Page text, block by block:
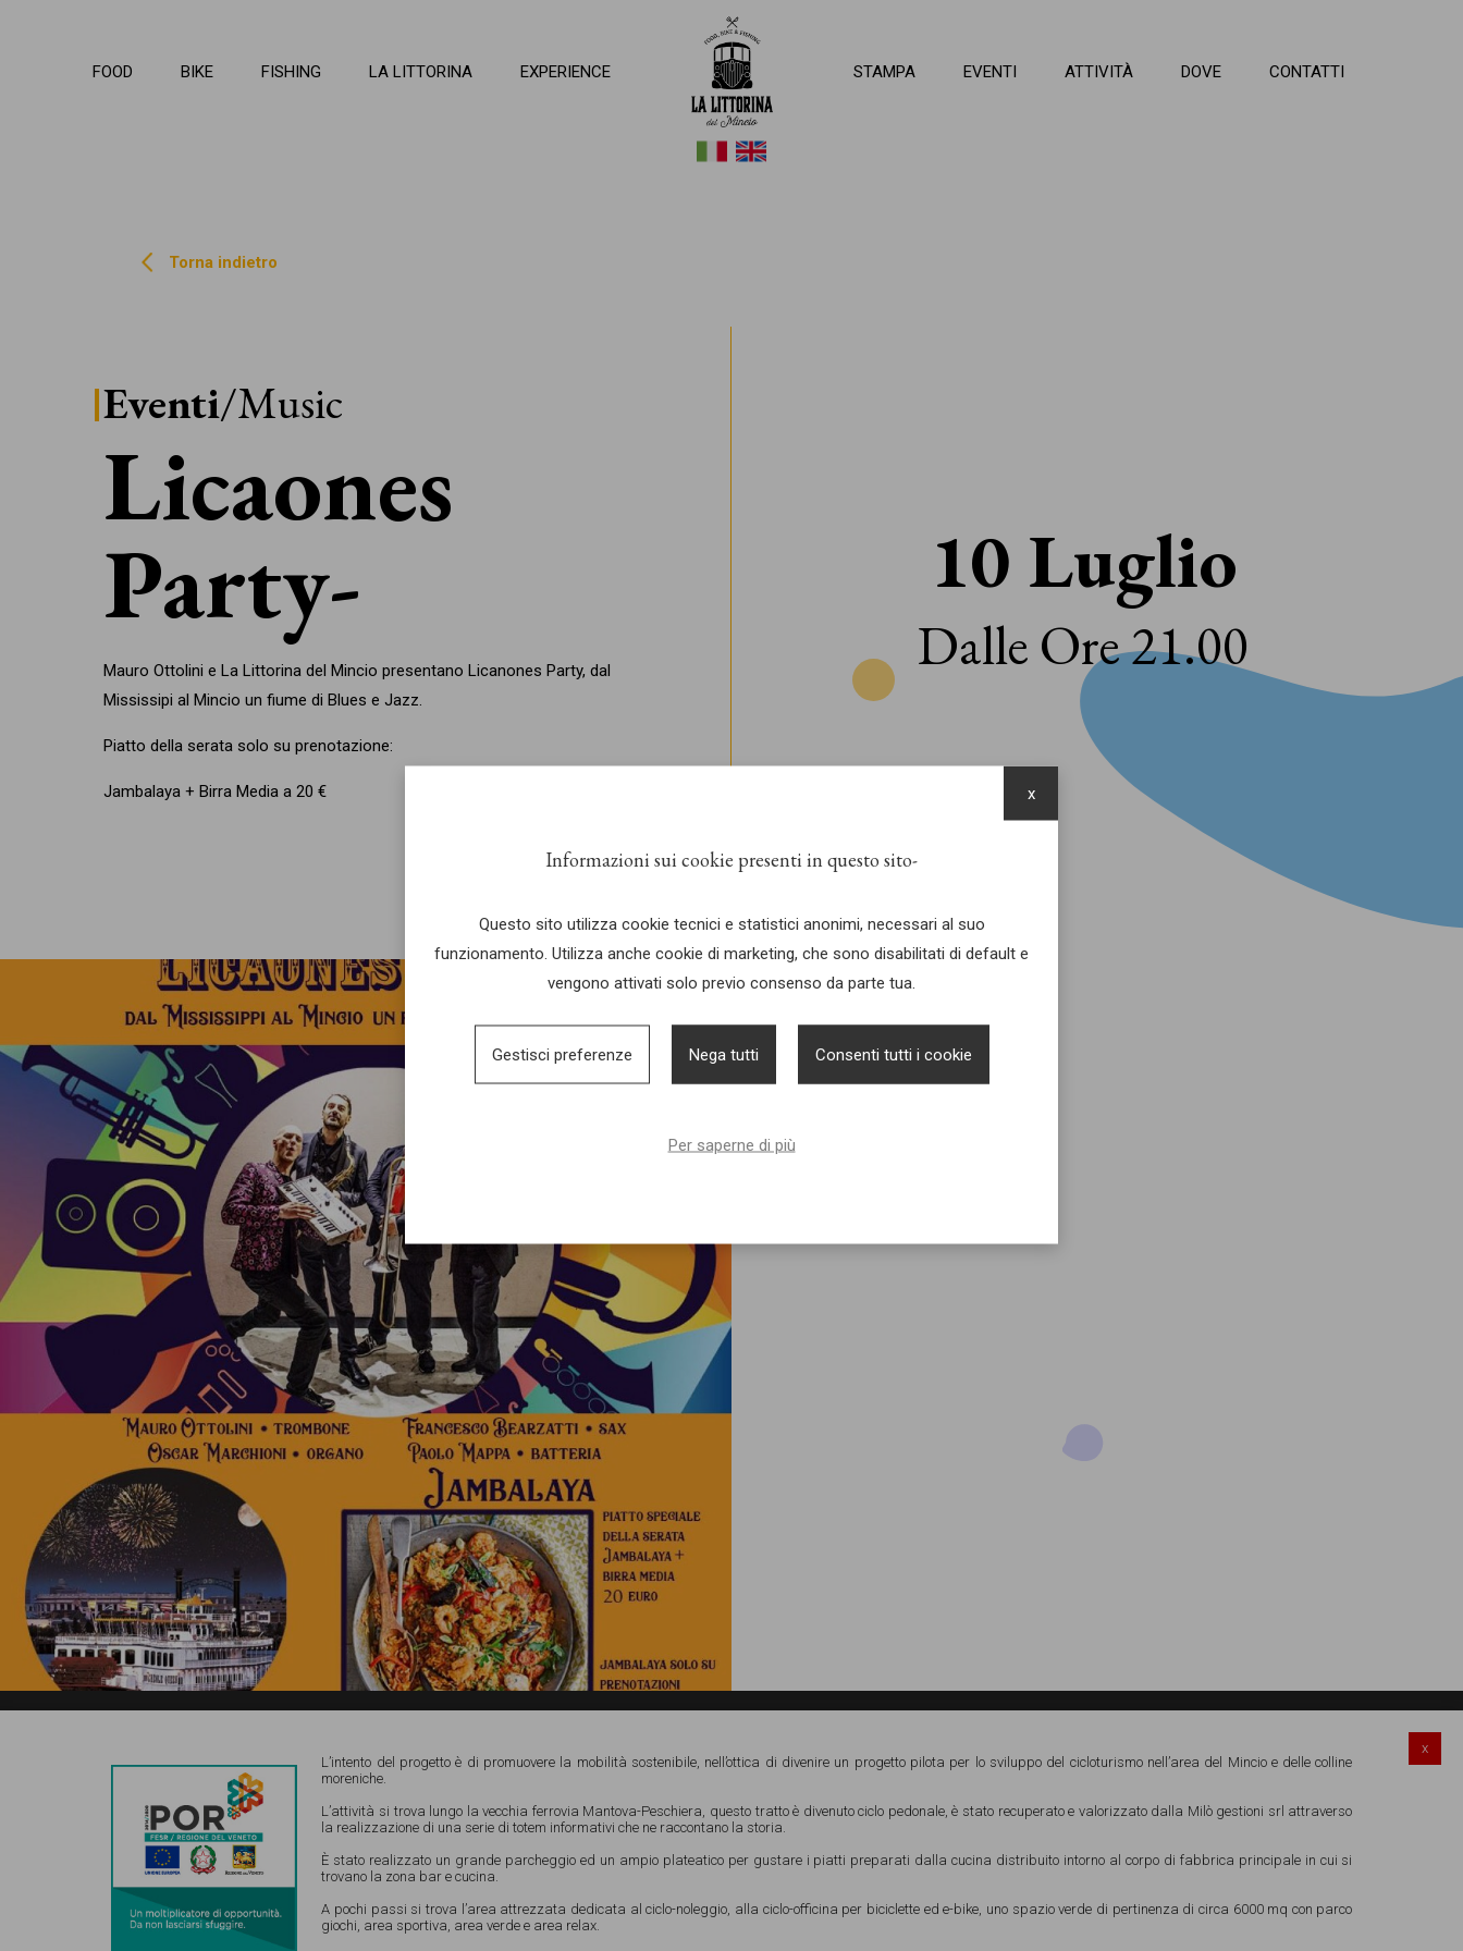
FOOD BIKE FISHING LA LITTORINA EXPERIENCE STAMPA EVENTI ATTIVITÀ DOVE CONTATTI
Torna indietro
Eventi/Music
Licaones
Party
Mauro Ottolini e La Littorina del Mincio presentano Licanones Party, dal
Mississipi al Mincio un fiume di Blues e Jazz.
Piatto della serata solo su prenotazione:
Jambalaya + Birra Media a 20 €
10 Luglio
Dalle Ore 21.00
Via Gardesana Nord 241
info@lalittorinadelmincio.it
Tel e Whatsapp Ristorante
045 4852921
Tel e Whatsapp Noleggio Bicy 351 4086776
Lavora con NOI! invia il tuo Cvitae a risorseumane@lalittorinadelmincio.it
Privacy Cookies Gestisci cookie
La Littorina del Mincio
La Littorina del Mincio ha partecipato al progetto AMAZING
Programma Operativo Complementare (POC) – POR FESR 2014-
2020 della Regione del Veneto. Leggi qui .
x
L’intento del progetto è di promuovere la mobilità sostenibile, nell’ottica di divenire un progetto pilota per lo sviluppo del cicloturismo nell’area del Mincio e delle colline
moreniche.
L’attività si trova lungo la vecchia ferrovia Mantova-Peschiera, questo tratto è divenuto ciclo pedonale, è stato recuperato e valorizzato dalla Milò gestioni srl attraverso
la realizzazione di una serie di totem informativi che ne raccontano la storia.
È stato realizzato un grande parcheggio ed un ampio plateatico per gustare i piatti preparati dalla cucina distribuito intorno al corpo di fabbrica principale in cui si
trovano la zona bar e cucina.
A pochi passi si trova l’area attrezzata dedicata al ciclo-noleggio, alla ciclo-officina per biciclette ed e-bike, uno spazio verde di pertinenza di circa 6000 mq con parco
giochi, area sportiva, area verde e area relax.
Informazioni sui cookie presenti in questo sito
Questo sito utilizza cookie tecnici e statistici anonimi, necessari al suo
funzionamento. Utilizza anche cookie di marketing, che sono disabilitati di default e
vengono attivati solo previo consenso da parte tua.
Gestisci preferenze Nega tutti Consenti tutti i cookie
Per saperne di più
x